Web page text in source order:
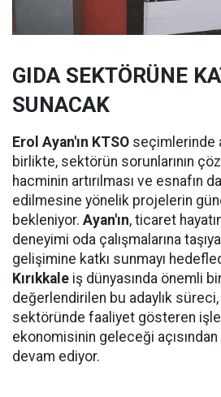
GIDA SEKTÖRÜNE
SUNACAK
Erol Ayan'ın KTSO seçimlerinde
birlikte, sektörün sorunlarının
hacminin artırılması ve esnafın
edilmesine yönelik projelerin
bekleniyor. Ayan'ın, ticaret
deneyimi oda çalışmalarına
gelişimine katkı sunmayı
Kırıkkale iş dünyasında önemli
değerlendirilen bu adaylık süreci,
sektöründe faaliyet gösteren
ekonomisinin geleceği
devam ediyor.